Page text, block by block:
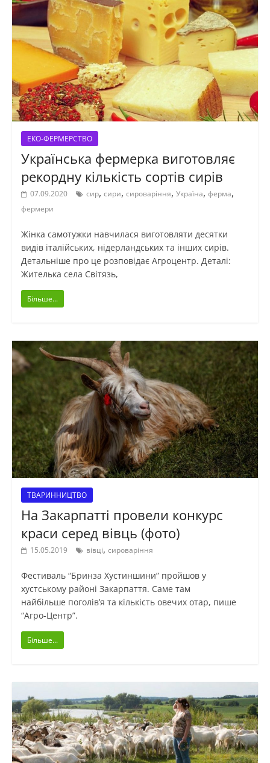
ЕКО-ФЕРМЕРСТВО
Українська фермерка виготовляє
рекордну кількість сортів сирів
07.09.2020 сир, сири, сироваріння, Україна, ферма,
фермери
Жінка самотужки навчилася виготовляти десятки
видів італійських, нідерландських та інших сирів.
Детальніше про це розповідає Агроцентр. Деталі:
Жителька села Світязь,
Більше...
ТВАРИННИЦТВО
На Закарпатті провели конкурс
краси серед вівць (фото)
15.05.2019 вівці, сироваріння
Фестиваль “Бринза Хустиншини” пройшов у
хустському районі Закарпаття. Саме там
найбільше поголів’я та кількість овечих отар, пише
“Агро-Центр”.
Більше...